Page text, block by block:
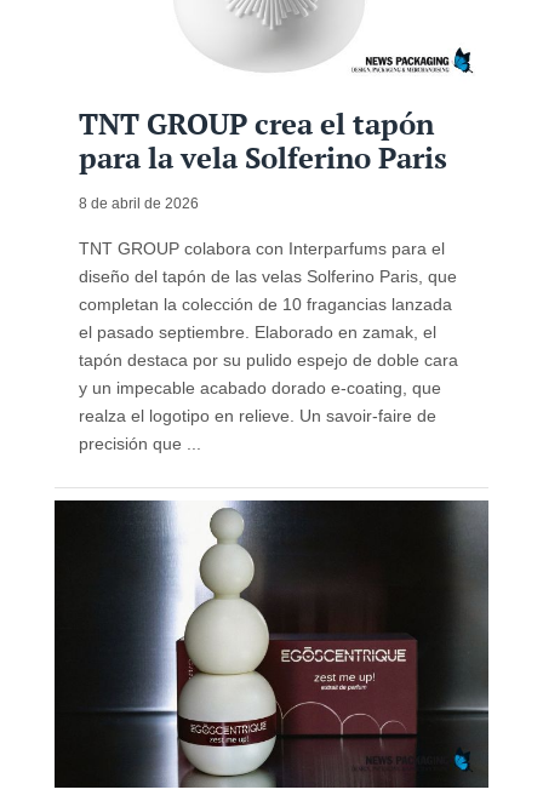
TNT GROUP crea el tapón
para la vela Solferino Paris
8 de abril de 2026
TNT GROUP colabora con Interparfums para el
diseño del tapón de las velas Solferino Paris, que
completan la colección de 10 fragancias lanzada
el pasado septiembre. Elaborado en zamak, el
tapón destaca por su pulido espejo de doble cara
y un impecable acabado dorado e-coating, que
realza el logotipo en relieve. Un savoir-faire de
precisión que ...